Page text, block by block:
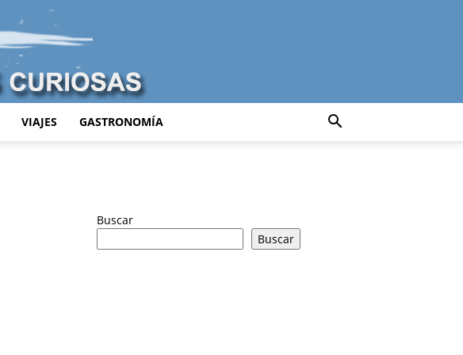
VIAJES GASTRONOMÍA
Buscar
Buscar